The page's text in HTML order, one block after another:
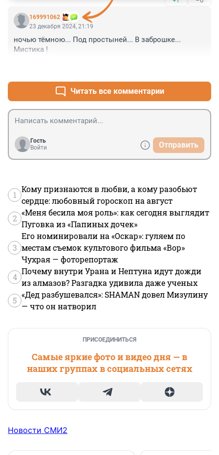
169991062
23 декабря 2024, 21:19
ночью тёмною... Под простыней... В заброшке...
Мистика !
Читать все комментарии
Гость
Войти
Отправить
1
Кому признаются в любви, а кому разобьют
сердце: любовный гороскоп на август
2
«Меня бесила моя роль»: как сегодня выглядит
Пуговка из «Папиных дочек»
3
Его номинировали на «Оскар»: гуляем по
местам съемок культового фильма «Вор»
Чухрая — фоторепортаж
4
Почему внутри Урана и Нептуна идут дожди
из алмазов? Разгадка удивила даже ученых
5
«Дед разбушевался»: SHAMAN довел Мизулину
— что он натворил
ПРИСОЕДИНИТЬСЯ
Самые яркие фото и видео дня — в
наших группах в социальных сетях
Новости СМИ2